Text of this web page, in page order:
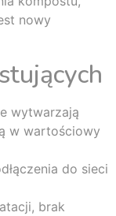
nowy
wytwarzają
w wartościowy
do sieci
brak